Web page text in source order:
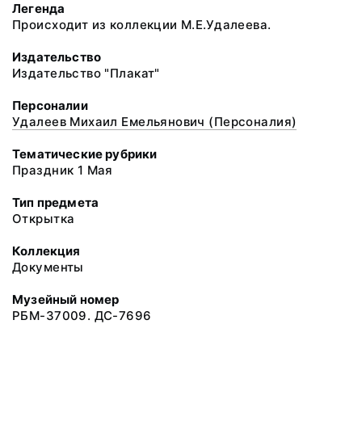
Легенда
Происходит из коллекции М.Е.Удалеева.
Издательство
Издательство "Плакат"
Персоналии
Удалеев Михаил Емельянович (Персоналия)
Тематические рубрики
Праздник 1 Мая
Тип предмета
Открытка
Коллекция
Документы
Музейный номер
РБМ-37009. ДС-7696